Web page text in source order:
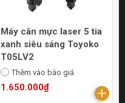
Máy cân mực laser 5 tia
xanh siêu sáng Toyoko
T05LV2
Thêm vào báo giá
1.650.000₫